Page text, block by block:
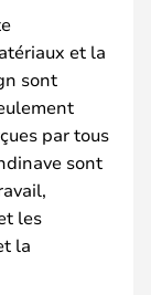
et la
sont
par tous
sont
les
la